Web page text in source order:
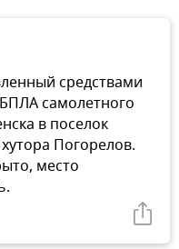
средствами
самолетного
в поселок
Погорелов.
место